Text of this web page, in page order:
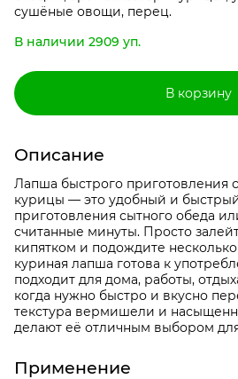
сушёные овощи, перец.
В наличии 2909 уп.
В корзину
Описание
Лапша быстрого приготовления
курицы — это удобный и
приготовления сытного обеда
считанные минуты. Просто
кипятком и подождите
куриная лапша готова к
подходит для дома, работы,
когда нужно быстро и вкусно
текстура вермишели и
делают её отличным выбором
Применение